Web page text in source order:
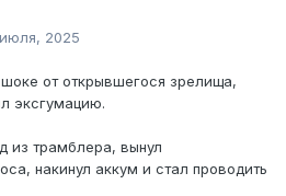
2025
от открывшегося зрелища,
эксгумацию.
из трамблера, вынул
накинул аккум и стал проводить